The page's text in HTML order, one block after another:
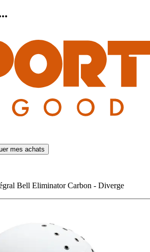
mes achats
Bell Eliminator Carbon - Diverge